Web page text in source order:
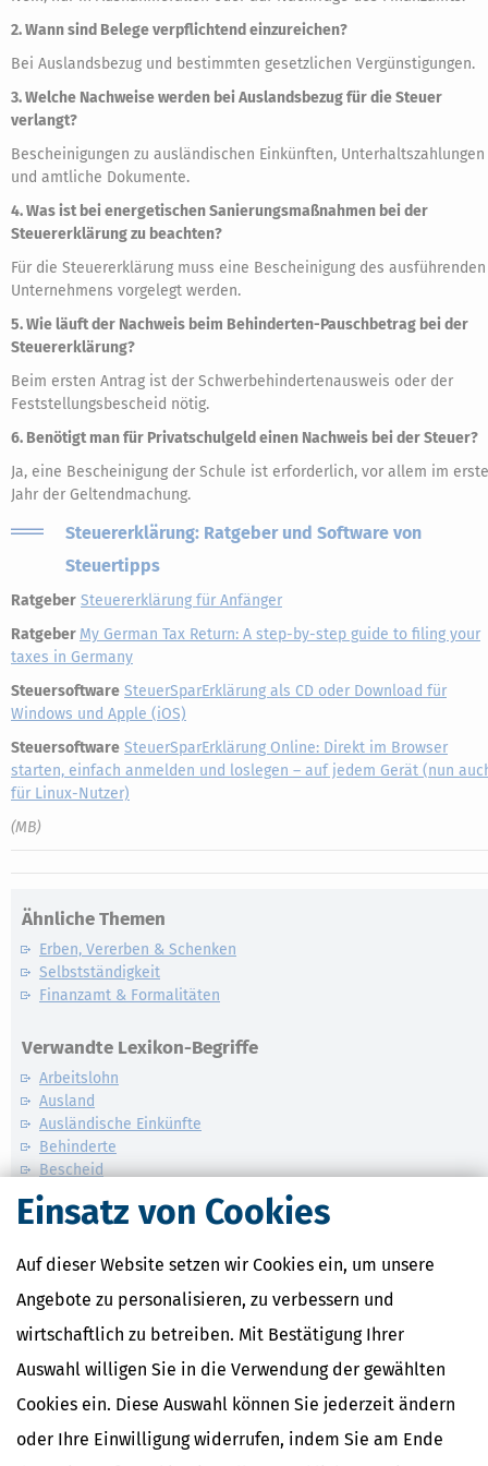
Einsatz von Cookies
Auf dieser Website setzen wir Cookies ein, um unsere
Angebote zu personalisieren, zu verbessern und
wirtschaftlich zu betreiben. Mit Bestätigung Ihrer
Auswahl willigen Sie in die Verwendung der gewählten
Cookies ein. Diese Auswahl können Sie jederzeit ändern
oder Ihre Einwilligung widerrufen, indem Sie am Ende
2. Wann sind Belege verpflichtend einzureichen?
Bei Auslandsbezug und bestimmten gesetzlichen Vergünstigungen.
3. Welche Nachweise werden bei Auslandsbezug für die Steuer
verlangt?
Bescheinigungen zu ausländischen Einkünften, Unterhaltszahlungen
und amtliche Dokumente.
4. Was ist bei energetischen Sanierungsmaßnahmen bei der
Steuererklärung zu beachten?
Für die Steuererklärung muss eine Bescheinigung des ausführenden
Unternehmens vorgelegt werden.
5. Wie läuft der Nachweis beim Behinderten-Pauschbetrag bei der
Steuererklärung?
Beim ersten Antrag ist der Schwerbehindertenausweis oder der
Feststellungsbescheid nötig.
6. Benötigt man für Privatschulgeld einen Nachweis bei der Steuer?
Ja, eine Bescheinigung der Schule ist erforderlich, vor allem im
Jahr der Geltendmachung.
Steuererklärung: Ratgeber und Software von
Steuertipps
Ratgeber Steuererklärung für Anfänger
Ratgeber My German Tax Return: A step-by-step guide to filing your
taxes in Germany
Steuersoftware SteuerSparErklärung als CD oder Download für
Windows und Apple (iOS)
Steuersoftware SteuerSparErklärung Online: Direkt im Browser
starten, einfach anmelden und loslegen – auf jedem Gerät (nun
für Linux-Nutzer)
(MB)
Ähnliche Themen
Erben, Vererben & Schenken
Selbstständigkeit
Finanzamt & Formalitäten
Verwandte Lexikon-Begriffe
Arbeitslohn
Ausland
Ausländische Einkünfte
Behinderte
Bescheid
Weitere News zum Thema